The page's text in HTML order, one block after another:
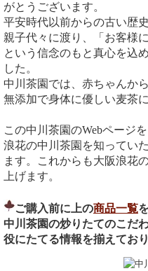
がとうございます。
平安時代以前からの古い歴
親子代々に渡り、「お客様
という信念のもと真心を込
した。
中川茶園では、赤ちゃんか
無添加で身体に優しい麦茶
この中川茶園のWebページ
浪花の中川茶園を知ってい
ます。これからも大阪浪花
上げます。
ご購入前に上の商品一覧
中川茶園の炒りたてのこだ
役にたてる情報を揃えてお